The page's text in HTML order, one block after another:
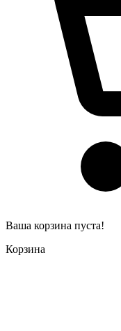
Ваша корзина пуста!
Корзина